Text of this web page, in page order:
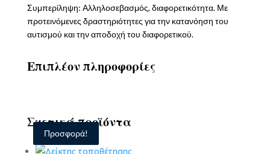
Συμπερίληψη: Αλληλοσεβασμός, διαφορετικότητα. Με
προτεινόμενες δραστηριότητες για την κατανόηση του
αυτισμού και την αποδοχή του διαφορετικού.
Επιπλέον πληροφορίες
Σχετικά προϊόντα
Προσφορά!
Προσφορά!